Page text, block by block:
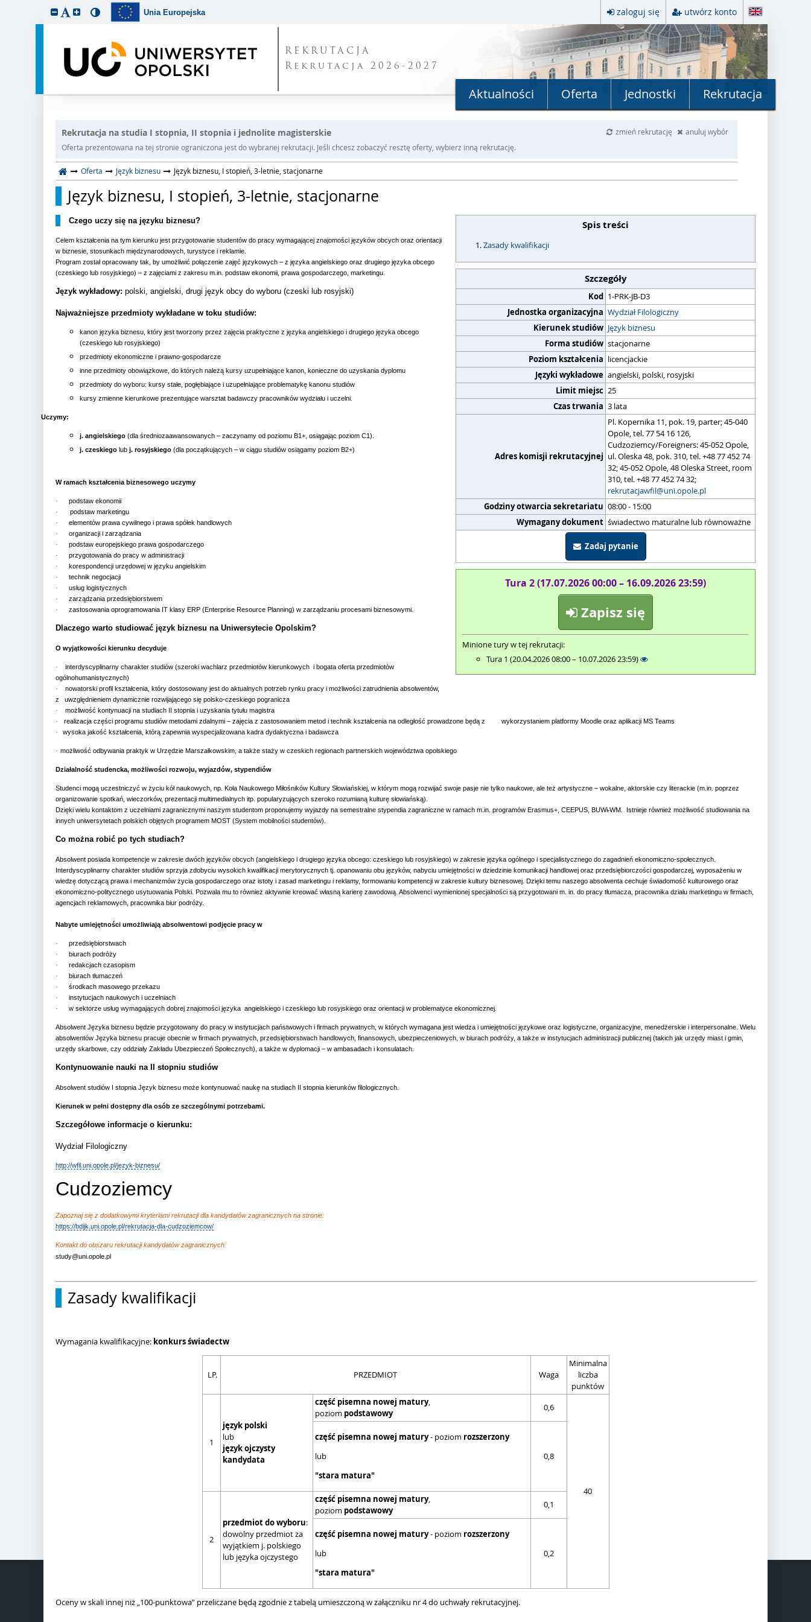
Unia Europejska zaloguj się utwórz konto
REKRUTACJA
Rekrutacja 2026-2027
Aktualności Oferta Jednostki Rekrutacja
Rekrutacja na studia I stopnia, II stopnia i jednolite magisterskie zmień rekrutację
anuluj wybór
Oferta prezentowana na tej stronie ograniczona jest do wybranej rekrutacji. Jeśli chcesz zobaczyć resztę oferty, wybierz inną rekrutację.
Oferta Język biznesu Język biznesu, I stopień, 3-letnie, stacjonarne
Język biznesu, I stopień, 3-letnie, stacjonarne
Spis treści
Zasady kwalifikacji
Szczegóły
Kod 1-PRK-JB-D3
Jednostka organizacyjna Wydział Filologiczny
Kierunek studiów Język biznesu
Forma studiów stacjonarne
Poziom kształcenia licencjackie
Języki wykładowe angielski, polski, rosyjski
Limit miejsc 25
Czas trwania 3 lata
Adres komisji rekrutacyjnej
Pl. Kopernika 11, pok. 19, parter; 45-040
Opole, tel. 77 54 16 126,
Cudzoziemcy/Foreigners: 45-052 Opole,
ul. Oleska 48, pok. 310, tel. +48 77 452 74
32; 45-052 Opole, 48 Oleska Street, room
310, tel. +48 77 452 74 32;
rekrutacjawfil@uni.opole.pl
Godziny otwarcia sekretariatu 08:00 - 15:00
Wymagany dokument świadectwo maturalne lub równoważne
Zadaj pytanie
Tura 2 (17.07.2026 00:00 – 16.09.2026 23:59)
Zapisz się
Minione tury w tej rekrutacji:
Tura 1 (20.04.2026 08:00 – 10.07.2026 23:59)
Czego uczy się na języku biznesu?
Celem kształcenia na tym kierunku jest przygotowanie studentów do pracy wymagającej znajomości języków obcych oraz orientacji
w biznesie, stosunkach międzynarodowych, turystyce i reklamie.
Program został opracowany tak, by umożliwić połączenie zajęć językowych – z języka angielskiego oraz drugiego języka obcego
(czeskiego lub rosyjskiego) – z zajęciami z zakresu m.in. podstaw ekonomii, prawa gospodarczego, marketingu.
Język wykładowy: polski, angielski, drugi język obcy do wyboru (czeski lub rosyjski)
Najważniejsze przedmioty wykładane w toku studiów:
kanon języka biznesu, który jest tworzony przez zajęcia praktyczne z języka angielskiego i drugiego języka obcego
(czeskiego lub rosyjskiego)
przedmioty ekonomiczne i prawno-gospodarcze
inne przedmioty obowiązkowe, do których należą kursy uzupełniające kanon, konieczne do uzyskania dyplomu
przedmioty do wyboru: kursy stałe, pogłębiające i uzupełniające problematykę kanonu studiów
kursy zmienne kierunkowe prezentujące warsztat badawczy pracowników wydziału i uczelni.
Uczymy:
j. angielskiego (dla średniozaawansowanych – zaczynamy od poziomu B1+ osiągając poziom C1).
j. czeskiego lub j. rosyjskiego (dla początkujących – w ciągu studiów osiągamy poziom B2+)
W ramach kształcenia biznesowego uczymy
·
podstaw ekonomii
·
podstaw marketingu
·
elementów prawa cywilnego i prawa spółek handlowych
·
organizacji i zarządzania
·
podstaw europejskiego prawa gospodarczego
·
przygotowania do pracy w administracji
·
korespondencji urzędowej w języku angielskim
·
technik negocjacji
·
usług logistycznych
·
zarządzania przedsiębiorstwem
·
zastosowania oprogramowania IT klasy ERP (Enterprise Resource Planning) w zarządzaniu procesami biznesowymi.
Dlaczego warto studiować język biznesu na Uniwersytecie Opolskim?
O wyjątkowości kierunku decyduje
·
interdyscyplinarny charakter studiów (szeroki wachlarz przedmiotów kierunkowych i bogata oferta przedmiotów
ogólnohumanistycznych)
·
nowatorski profil kształcenia, który dostosowany jest do aktualnych potrzeb rynku pracy i możliwości zatrudnienia absolwentów,
z uwzględnieniem dynamicznie rozwijającego się polsko-czeskiego pogranicza
·
możliwość kontynuacji na studiach II stopnia i uzyskania tytułu magistra
·
realizacja części programu studiów metodami zdalnymi – zajęcia z zastosowaniem metod i technik kształcenia na odległość prowadzone będą z wykorzystaniem platformy Moodle oraz aplikacji MS Teams
·
wysoka jakość kształcenia, którą zapewnia wyspecjalizowana kadra dydaktyczna i badawcza
· możliwość odbywania praktyk w Urzędzie Marszałkowskim, a także staży w czeskich regionach partnerskich województwa opolskiego
Działalność studencka, możliwości rozwoju, wyjazdów, stypendiów
Studenci mogą uczestniczyć w życiu kół naukowych, np. Koła Naukowego Miłośników Kultury Słowiańskiej, w którym mogą rozwijać swoje pasje nie tylko naukowe, ale też artystyczne – wokalne, aktorskie czy literackie (m.in. poprzez
organizowanie spotkań, wieczorków, prezentacji multimedialnych itp. popularyzujących szeroko rozumianą kulturę słowiańską).
Dzięki wielu kontaktom z uczelniami zagranicznymi naszym studentom proponujemy wyjazdy na semestralne stypendia zagraniczne w ramach m.in. programów Erasmus+, CEEPUS, BUWi.WM. Istnieje również możliwość studiowania na
innych uniwersytetach polskich objętych programem MOST (System mobilności studentów).
Co można robić po tych studiach?
Absolwent posiada kompetencje w zakresie dwóch języków obcych (angielskiego i drugiego języka obcego: czeskiego lub rosyjskiego) w zakresie języka ogólnego i specjalistycznego do zagadnień ekonomiczno-społecznych.
Interdyscyplinarny charakter studiów sprzyja zdobyciu wysokich kwalifikacji merytorycznych tj. opanowaniu obu języków, nabyciu umiejętności w dziedzinie komunikacji handlowej oraz przedsiębiorczości gospodarczej, wyposażeniu w
wiedzę dotyczącą prawa i mechanizmów życia gospodarczego oraz istoty i zasad marketingu i reklamy, formowaniu kompetencji w zakresie kultury biznesowej. Dzięki temu naszego absolwenta cechuje świadomość kulturowego oraz
ekonomiczno-politycznego usytuowania Polski. Pozwala mu to również aktywnie kreować własną karierę zawodową. Absolwenci wymienionej specjalności są przygotowani m. in. do pracy tłumacza, pracownika działu marketingu w firmach,
agencjach reklamowych, pracownika biur podróży.
Nabyte umiejętności umożliwiają absolwentowi podjęcie pracy w
·
przedsiębiorstwach
·
biurach podróży
·
redakcjach czasopism
·
biurach tłumaczeń
·
środkach masowego przekazu
·
instytucjach naukowych i uczelniach
·
w sektorze usług wymagających dobrej znajomości języka angielskiego i czeskiego lub rosyjskiego oraz orientacji w problematyce ekonomicznej.
Absolwent Języka biznesu będzie przygotowany do pracy w instytucjach państwowych i firmach prywatnych, w których wymagana jest wiedza i umiejętności językowe oraz logistyczne, organizacyjne, menedżerskie i interpersonalne. Wielu
absolwentów Języka biznesu pracuje obecnie w firmach prywatnych, przedsiębiorstwach handlowych, finansowych, ubezpieczeniowych, w biurach podróży, a także w instytucjach administracji publicznej (takich jak urzędy miast i gmin,
urzędy skarbowe, czy oddziały Zakładu Ubezpieczeń Społecznych), a także w dyplomacji – w ambasadach i konsulatach.
Kontynuowanie nauki na II stopniu studiów
Absolwent studiów I stopnia Język biznesu może kontynuować naukę na studiach II stopnia kierunków filologicznych.
Kierunek w pełni dostępny dla osób ze szczególnymi potrzebami.
Szczegółowe informacje o kierunku:
Wydział Filologiczny
http://wfil.uni.opole.pl/jezyk-biznesu/
Cudzoziemcy
Zapoznaj się z dodatkowymi kryteriami rekrutacji dla kandydatów zagranicznych na stronie:
https://bdijk.uni.opole.pl/rekrutacja-dla-cudzoziemcow/
Kontakt do obszaru rekrutacji kandydatów zagranicznych:
study@uni.opole.pl
Zasady kwalifikacji
Wymagania kwalifikacyjne: konkurs świadectw
LP. PRZEDMIOT Waga
Minimalna
liczba
punktów
1
język polski
lub
język ojczysty
kandydata
część pisemna nowej matury,
poziom podstawowy
0,6
40
część pisemna nowej matury- poziom rozszerzony
lub
"stara matura"
0,8
2
przedmiot do wyboru:
dowolny przedmiot za
wyjątkiem j. polskiego
lub języka ojczystego
część pisemna nowej matury,
poziom podstawowy
0,1
część pisemna nowej matury- poziom rozszerzony
lub
"stara matura"
0,2
Oceny w skali innej niż „100-punktowa” przeliczane będą zgodnie z tabelą umieszczoną w załączniku nr 4 do uchwały rekrutacyjnej.